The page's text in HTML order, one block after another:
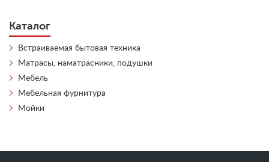
Каталог
Встраиваемая бытовая техника
Матрасы, наматрасники, подушки
Мебель
Мебельная фурнитура
Мойки